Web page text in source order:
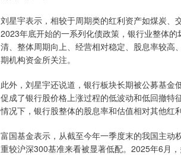
刘星宇表示，相较于周期类的红利资产如煤炭
2023年底开始的一系列化债政策，银行业整体
清、整体周期向上、经营相对稳定、股息率较高
期机构资金所关注。
此外，刘星宇还说道，银行板块长期被公募基
促成了银行股价格上涨过程的低波动和低回撤
情况下，银行股整体的股息率和估值相对其他红
富国基金表示，从截至今年一季度末的我国主动
重较沪深300基准来看被显著低配。2025年6月